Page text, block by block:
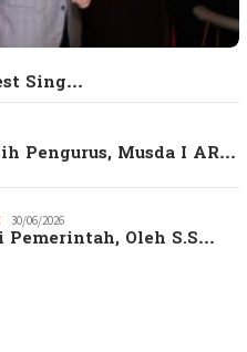
Sing…
Pengurus, Musda I AR…
30/06/2026
Pemerintah, Oleh S.S…